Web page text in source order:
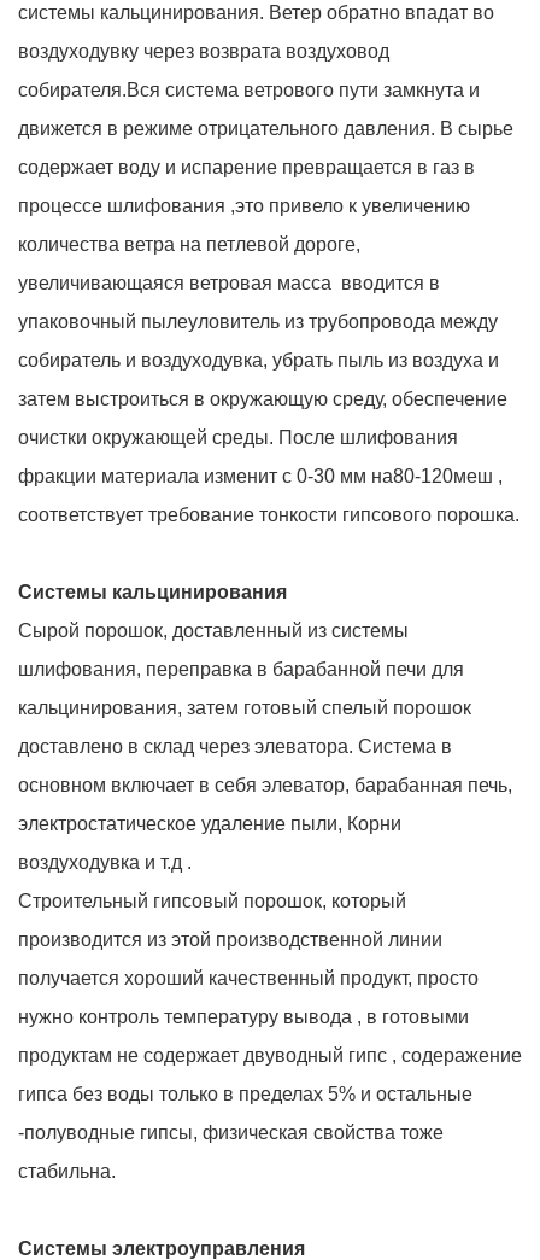
системы кальцинирования. Ветер обратно впадат во
воздуходувку через возврата воздуховод
собирателя.Вся система ветрового пути замкнута и
движется в режиме отрицательного давления. В сырье
содержает воду и испарение превращается в газ в
процессе шлифования ,это привело к увеличению
количества ветра на петлевой дороге,
увеличивающаяся ветровая масса вводится в
упаковочный пылеуловитель из трубопровода между
собиратель и воздуходувка, убрать пыль из воздуха и
затем выстроиться в окружающую среду, обеспечение
очистки окружающей среды. После шлифования
фракции материала изменит с 0-30 мм на80-120меш ,
соответствует требование тонкости гипсового порошка.
Системы кальцинирования
Сырой порошок, доставленный из системы
шлифования, переправка в барабанной печи для
кальцинирования, затем готовый спелый порошок
доставлено в склад через элеватора. Система в
основном включает в себя элеватор, барабанная печь,
электростатическое удаление пыли, Корни
воздуходувка и т.д .
Строительный гипсовый порошок, который
производится из этой производственной линии
получается хороший качественный продукт, просто
нужно контроль температуру вывода , в готовыми
продуктам не содержает двуводный гипс , содеражение
гипса без воды только в пределах 5% и остальные
-полуводные гипсы, физическая свойства тоже
стабильна.
Системы электроуправления